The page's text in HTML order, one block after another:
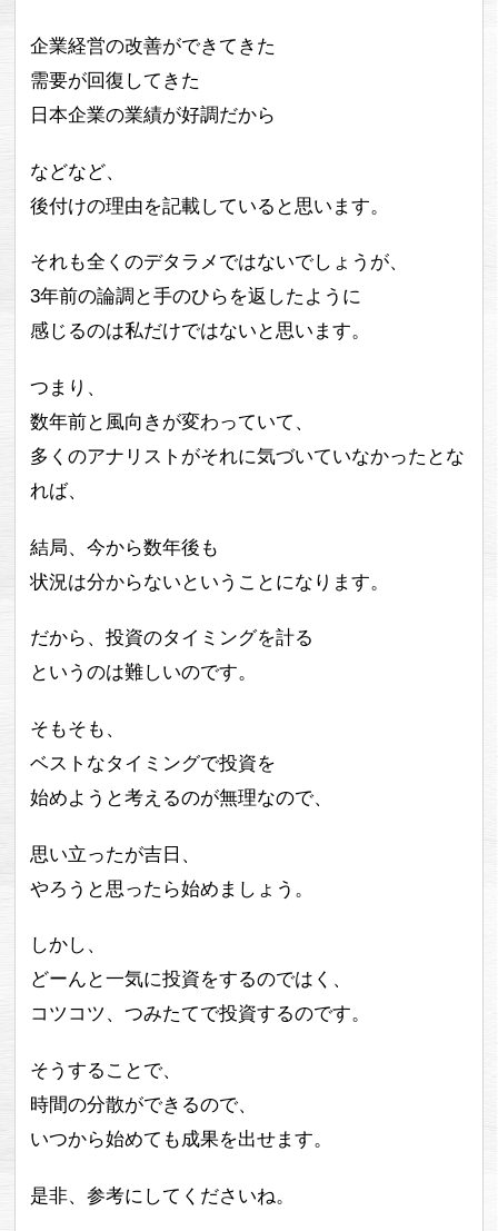
企業経営の改善ができてきた
需要が回復してきた
日本企業の業績が好調だから
などなど、
後付けの理由を記載していると思います。
それも全くのデタラメではないでしょうが、
3年前の論調と手のひらを返したように
感じるのは私だけではないと思います。
つまり、
数年前と風向きが変わっていて、
多くのアナリストがそれに気づいていなかったとな
れば、
結局、今から数年後も
状況は分からないということになります。
だから、投資のタイミングを計る
というのは難しいのです。
そもそも、
ベストなタイミングで投資を
始めようと考えるのが無理なので、
思い立ったが吉日、
やろうと思ったら始めましょう。
しかし、
どーんと一気に投資をするのではく、
コツコツ、つみたてで投資するのです。
そうすることで、
時間の分散ができるので、
いつから始めても成果を出せます。
是非、参考にしてくださいね。